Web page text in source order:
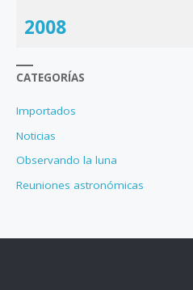
2008
CATEGORÍAS
Importados
Noticias
Observando la luna
Reuniones astronómicas